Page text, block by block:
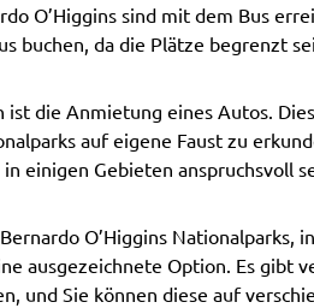
O’Higgins sind mit dem Bus
buchen, da die Plätze begrenzt
ist die Anmietung eines Autos.
auf eigene Faust zu
einigen Gebieten anspruchsvoll
O’Higgins Nationalparks,
ausgezeichnete Option. Es gibt
und Sie können diese auf